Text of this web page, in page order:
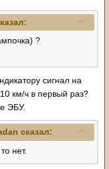
?
сигнал на
км/ч в первый раз?
ЭБУ.
сказал:
нет.